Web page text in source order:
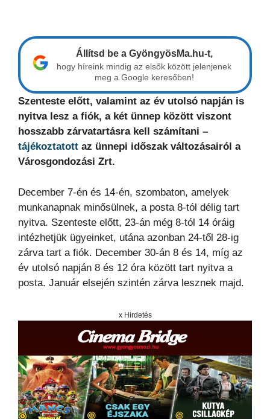
Állítsd be a GyöngyösMa.hu-t,
hogy híreink mindig az elsők között jelenjenek
meg a Google keresőben!
Szenteste előtt, valamint az év utolsó napján is
nyitva lesz a fiók, a két ünnep között viszont
hosszabb zárvatartásra kell számítani –
tájékoztatott az ünnepi időszak változásairól a
Városgondozási Zrt.
December 7-én és 14-én, szombaton, amelyek
munkanapnak minősülnek, a posta 8-tól délig tart
nyitva. Szenteste előtt, 23-án még 8-tól 14 óráig
intézhetjük ügyeinket, utána azonban 24-től 28-ig
zárva tart a fiók. December 30-án 8 és 14, míg az
év utolsó napján 8 és 12 óra között tart nyitva a
posta. Január elsején szintén zárva lesznek majd.
x Hirdetés